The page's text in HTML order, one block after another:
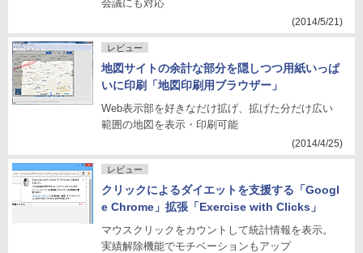
会議にも対応
(2014/5/21)
レビュー
地図サイトの余計な部分を隠しつつ用紙いっぱ
いに印刷「地図印刷用ブラウザー」
Web表示部を好きなだけ拡げ、拡げた分だけ広い
範囲の地図を表示・印刷可能
(2014/4/25)
レビュー
クリックによるダイエットを支援する「Googl
e Chrome」拡張「Exercise with Clicks」
マウスクリックをカウントして統計情報を表示。
実績解除機能でモチベーションもアップ